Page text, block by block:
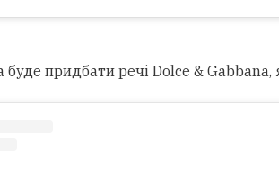
придбати речі Dolce & Gabbana,